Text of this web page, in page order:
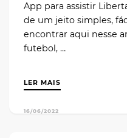
App para assistir
de um jeito simples,
encontrar aqui nesse
futebol, …
LER MAIS
16/06/2022